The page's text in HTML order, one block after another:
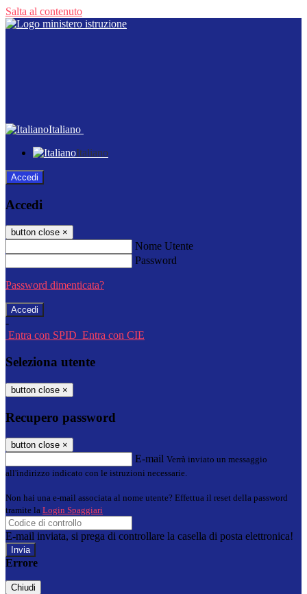
Salta al contenuto
Italiano
Italiano
Accedi
Accedi
button close ×
Nome Utente
Password
Password dimenticata?
-
Entra con SPID Entra con CIE
Seleziona utente
button close ×
Recupero password
button close ×
E-mail Verrà inviato un messaggio
all'indirizzo indicato con le istruzioni necessarie.
Non hai una e-mail associata al nome utente? Effettua il reset della password
tramite la Login Spaggiari
E-mail inviata, si prega di controllare la casella di posta elettronica!
Errore
Chiudi